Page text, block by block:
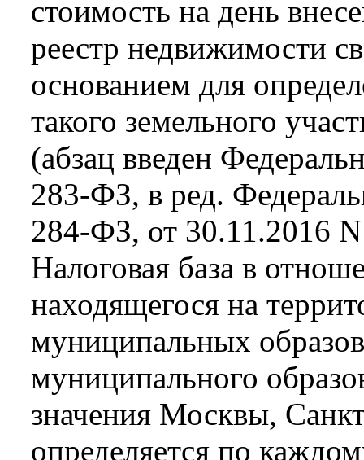
стоимость на день
реестр недвижимости
основанием для
такого земельного
(абзац введен
283-ФЗ, в ред.
284-ФЗ, от 30.11.2016
Налоговая база в
находящегося на
муниципальных
муниципального
значения Москвы,
определяется по